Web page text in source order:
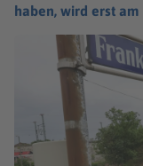
haben, wird erst